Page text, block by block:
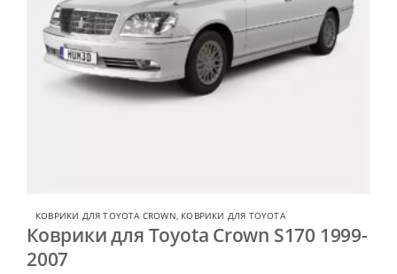
КОВРИКИ ДЛЯ TOYOTA CROWN, КОВРИКИ ДЛЯ TOYOTA
Коврики для Toyota Crown S170 1999-
2007